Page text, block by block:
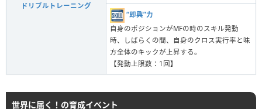
ドリブルトレーニング
“即興”力
自身のポジションがMFの時のスキル発動
時、しばらくの間、自身のクロス実行率と味
方全体のキックが上昇する。
【発動上限数：1回】
世界に届く！の育成イベント